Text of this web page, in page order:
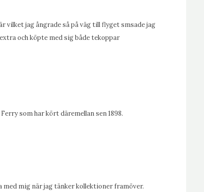
vilket jag ångrade så på väg till flyget smsade jag
och köpte med sig både tekoppar
som har kört däremellan sen 1898.
mig när jag tänker kollektioner framöver.